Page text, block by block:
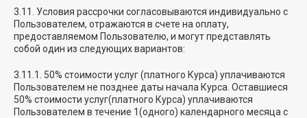
3.11. Условия рассрочки согласовываются индивидуально с
Пользователем, отражаются в счете на оплату,
предоставляемом Пользователю, и могут представлять
собой один из следующих вариантов:
3.11.1. 50% стоимости услуг (платного Курса) уплачиваются
Пользователем не позднее даты начала Курса. Оставшиеся
50% стоимости услуг(платного Курса) уплачиваются
Пользователем в течение 1(одного) календарного месяца с